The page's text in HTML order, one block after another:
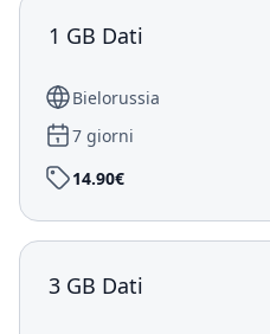
1 GB Dati
Bielorussia
7 giorni
14.90€
3 GB Dati